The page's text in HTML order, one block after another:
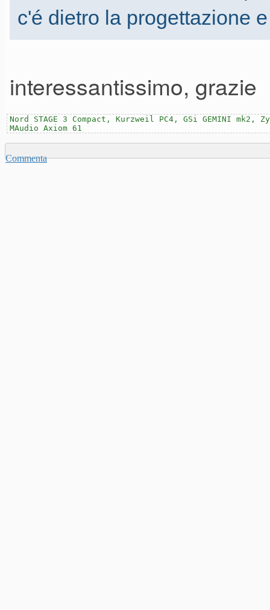
c'é dietro la progettazione
interessantissimo, grazie
Nord STAGE 3 Compact, Kurzweil PC4, GSi GEMINI
MAudio Axiom 61
Commenta